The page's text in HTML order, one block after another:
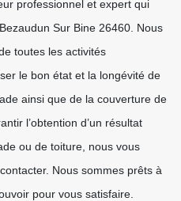
professionnel et expert qui
Sur Bine 26460. Nous
toutes les activités
le bon état et la longévité de
ainsi que de la couverture de
l’obtention d’un résultat
ou de toiture, nous vous
Nous sommes prêts à
pour vous satisfaire.